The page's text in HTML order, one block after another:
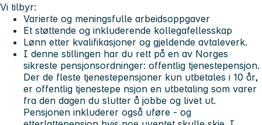
Vi tilbyr:
Varierte og meningsfulle arbeidsoppgaver
Et støttende og inkluderende kollegafellesskap
Lønn etter kvalifikasjoner og gjeldende avtaleverk.
I denne stillingen har du rett på en av Norges
sikreste pensjonsordninger: offentlig tjenestepensjon.
Der de fleste tjenestepensjoner kun utbetales i 10 år,
er offentlig tjenestepe nsjon en utbetaling som varer
fra den dagen du slutter å jobbe og livet ut.
Pensjonen inkluderer også uføre - og